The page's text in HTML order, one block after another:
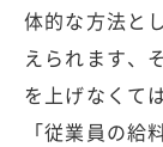
体的な方法と
えられます、
を上げなくて
「従業員の